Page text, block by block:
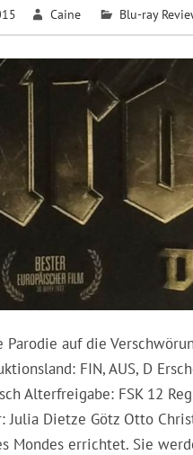
Caine Blu-ray
Parodie auf die
FIN, AUS, D
Alterfreigabe: FSK 12
Julia Dietze Götz Otto
Mondes errichtet. Sie